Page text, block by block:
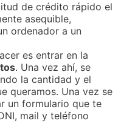
de crédito rápido el
asequible,
ordenador a un
es entrar en la
. Una vez ahí, se
la cantidad y el
queramos. Una vez se
un formulario que te
mail y teléfono